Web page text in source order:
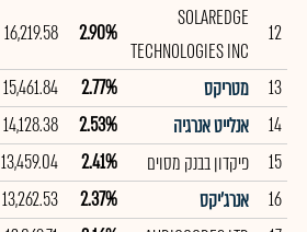
12
SOLAREDGE
TECHNOLOGIES INC
2.90%
16,219.58
13
מטריקס 2.77%
15,461.84
14
אנלייט אנרגיה 2.53%
14,128.38
15
פיקדון בבנק מסוים 2.41%
13,459.04
16
אנרג'יקס 2.37%
13,262.53